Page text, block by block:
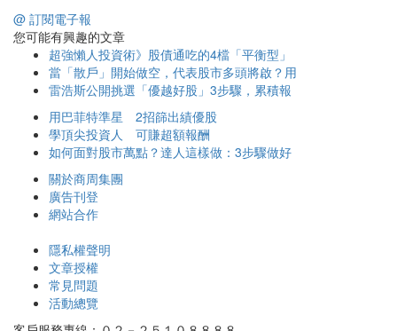
@ 訂閱電子報
您可能有興趣的文章
超強懶人投資術》股債通吃的4檔「平衡型」
當「散戶」開始做空，代表股市多頭將啟？用
雷浩斯公開挑選「優越好股」3步驟，累積報
用巴菲特準星 2招篩出績優股
學頂尖投資人 可賺超額報酬
如何面對股市萬點？達人這樣做：3步驟做好
關於商周集團
廣告刊登
網站合作
隱私權聲明
文章授權
常見問題
活動總覽